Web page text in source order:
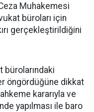
Muhakemesi
büroları için
gerçekleştirildiğini
bürolarındaki
öngördüğüne dikkat
kararıyla ve
yapılması ile baro